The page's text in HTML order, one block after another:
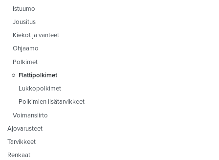
Istuumo
Jousitus
Kiekot ja vanteet
Ohjaamo
Polkimet
Flattipolkimet
Lukkopolkimet
Polkimien lisätarvikkeet
Voimansiirto
Ajovarusteet
Tarvikkeet
Renkaat